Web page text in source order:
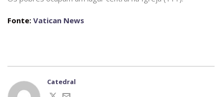
Fonte: Vatican News
Catedral